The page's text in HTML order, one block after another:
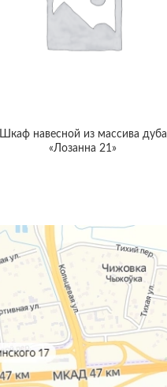
Шкаф навесной из массива дуба
«Лозанна 21»